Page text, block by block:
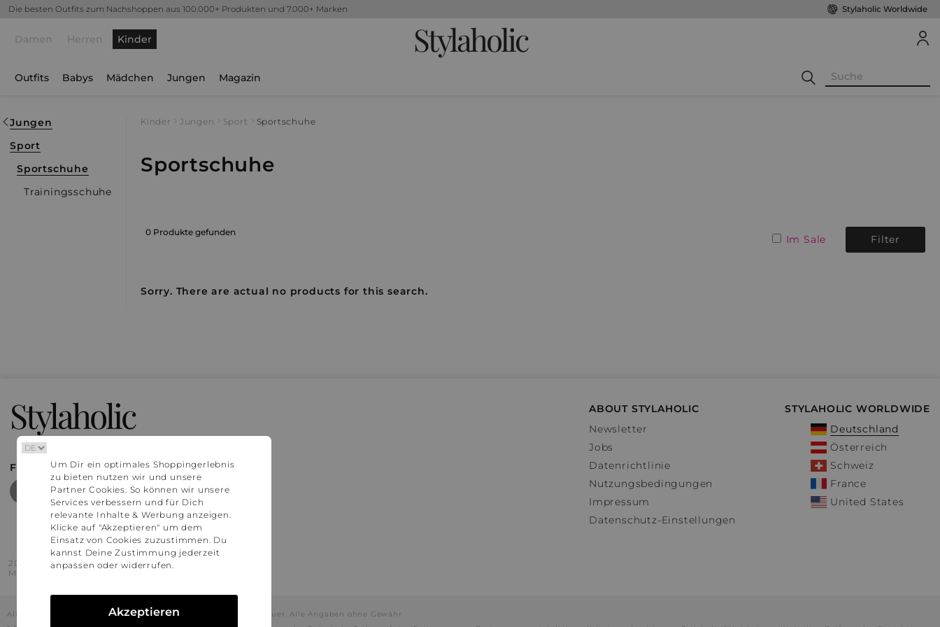
Die besten Outfits zum Nachshoppen aus 100.000+ Produkten und 7.000+ Marken Stylaholic Worldwide
Damen Herren Kinder Stylaholic
Outfits Babys Mädchen Jungen Magazin
Jungen
Sport
Sportschuhe
Trainingsschuhe
Kinder Jungen Sport Sportschuhe
Sportschuhe
0 Produkte gefunden
Im Sale Filter
Sorry. There are actual no products for this search.
Stylaholic
FIND MORE INSPIRATION
ABOUT STYLAHOLIC
Newsletter
Jobs
Datenrichtlinie
Nutzungsbedingungen
Impressum
Datenschutz-Einstellungen
STYLAHOLIC WORLDWIDE
Deutschland
Österreich
Schweiz
France
United States
2016 - 2026 © Stylaholic.
Made for you with love in munich.
Alle Preise inkl. der jeweils geltenden gesetzlichen Mehrwertsteuer. Alle Angaben ohne Gewähr.
Um Dir ein optimales Shoppingerlebnis
zu bieten nutzen wir und unsere
Partner Cookies. So können wir unsere
Services verbessern und für Dich
relevante Inhalte & Werbung anzeigen.
Klicke auf "Akzeptieren" um dem
Einsatz von Cookies zuzustimmen. Du
kannst Deine Zustimmung jederzeit
anpassen oder widerrufen.
Akzeptieren